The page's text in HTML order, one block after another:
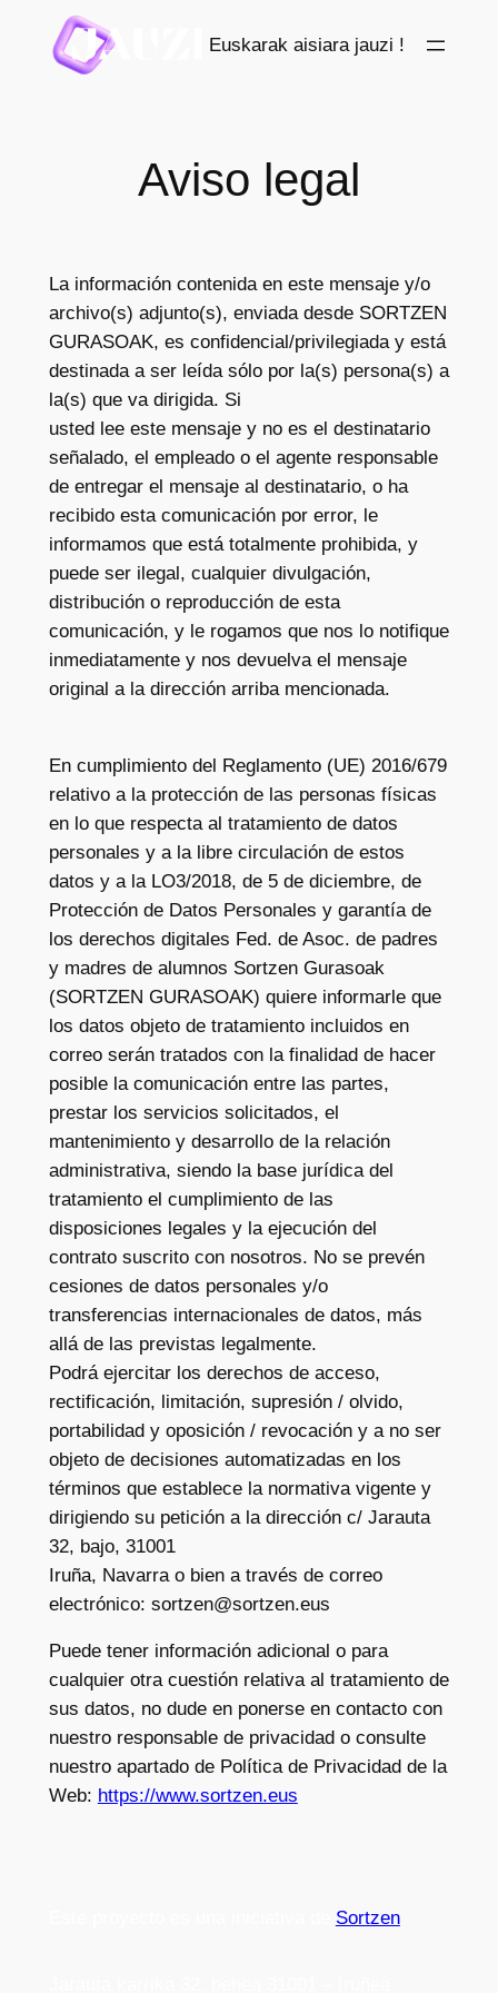
contenido
Euskarak aisiara jauzi !
Aviso legal
La información contenida en este mensaje y/o
archivo(s) adjunto(s), enviada desde SORTZEN
GURASOAK, es confidencial/privilegiada y está
destinada a ser leída sólo por la(s) persona(s) a
la(s) que va dirigida. Si
usted lee este mensaje y no es el destinatario
señalado, el empleado o el agente responsable
de entregar el mensaje al destinatario, o ha
recibido esta comunicación por error, le
informamos que está totalmente prohibida, y
puede ser ilegal, cualquier divulgación,
distribución o reproducción de esta
comunicación, y le rogamos que nos lo notifique
inmediatamente y nos devuelva el mensaje
original a la dirección arriba mencionada.
En cumplimiento del Reglamento (UE) 2016/679
relativo a la protección de las personas físicas
en lo que respecta al tratamiento de datos
personales y a la libre circulación de estos
datos y a la LO3/2018, de 5 de diciembre, de
Protección de Datos Personales y garantía de
los derechos digitales Fed. de Asoc. de padres
y madres de alumnos Sortzen Gurasoak
(SORTZEN GURASOAK) quiere informarle que
los datos objeto de tratamiento incluidos en
correo serán tratados con la finalidad de hacer
posible la comunicación entre las partes,
prestar los servicios solicitados, el
mantenimiento y desarrollo de la relación
administrativa, siendo la base jurídica del
tratamiento el cumplimiento de las
disposiciones legales y la ejecución del
contrato suscrito con nosotros. No se prevén
cesiones de datos personales y/o
transferencias internacionales de datos, más
allá de las previstas legalmente.
Podrá ejercitar los derechos de acceso,
rectificación, limitación, supresión / olvido,
portabilidad y oposición / revocación y a no ser
objeto de decisiones automatizadas en los
términos que establece la normativa vigente y
dirigiendo su petición a la dirección c/ Jarauta
32, bajo, 31001
Iruña, Navarra o bien a través de correo
electrónico: sortzen@sortzen.eus
Puede tener información adicional o para
cualquier otra cuestión relativa al tratamiento de
sus datos, no dude en ponerse en contacto con
nuestro responsable de privacidad o consulte
nuestro apartado de Política de Privacidad de la
Web: https://www.sortzen.eus
Sortzen